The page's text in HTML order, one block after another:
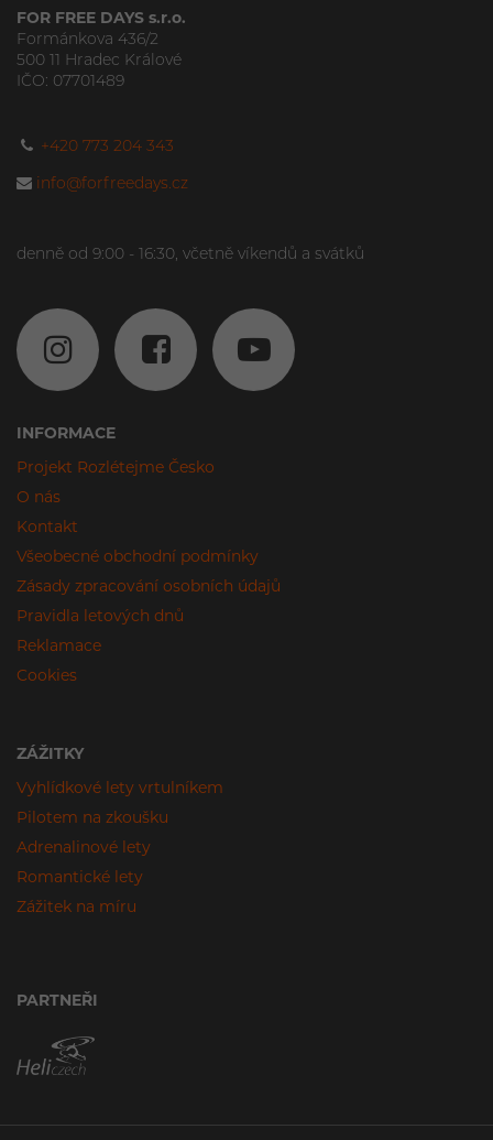
FOR FREE DAYS s.r.o.
Formánkova 436/2
500 11 Hradec Králové
IČO: 07701489
+420 773 204 343
info@forfreedays.cz
denně od 9:00 - 16:30, včetně víkendů a svátků
INFORMACE
Projekt Rozlétejme Česko
O nás
Kontakt
Všeobecné obchodní podmínky
Zásady zpracování osobních údajů
Pravidla letových dnů
Reklamace
Cookies
ZÁŽITKY
Vyhlídkové lety vrtulníkem
Pilotem na zkoušku
Adrenalinové lety
Romantické lety
Zážitek na míru
PARTNEŘI